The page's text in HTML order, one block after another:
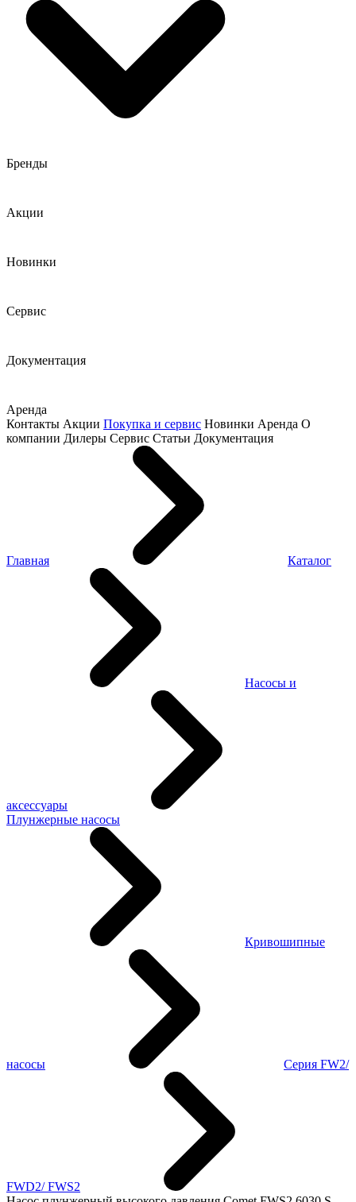
Бренды
Акции
Новинки
Сервис
Документация
Аренда
Контакты Акции Покупка и сервис Новинки Аренда О
компании Дилеры Сервис Статьи Документация
Главная Каталог
Насосы и
аксессуары
Плунжерные насосы
Кривошипные
насосы Серия FW2/
FWD2/ FWS2